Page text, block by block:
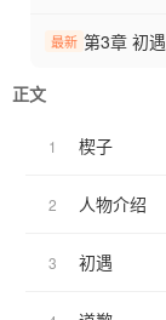
最新 第3章 初遇
正文
1 楔子
2 人物介绍
3 初遇